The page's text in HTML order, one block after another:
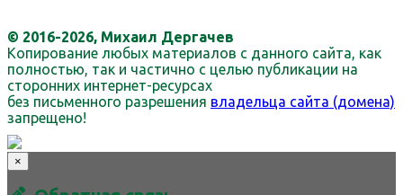
© 2016-2026, Михаил Дергачев
Копирование любых материалов с данного сайта, как
полностью, так и частично с целью публикации на
сторонних интернет-ресурсах
без письменного разрешения владельца сайта (домена)
запрещено!
×